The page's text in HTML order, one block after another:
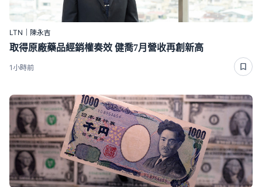
LTN｜陳永吉
取得原廠藥品經銷權奏效 健喬7月營收再創新高
1小時前